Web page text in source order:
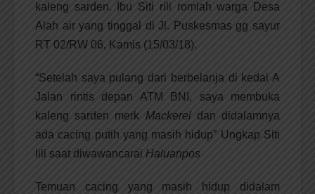
kaleng sarden. Ibu Siti rili romlah warga Desa
Alah air yang tinggal di Jl. Puskesmas gg sayur
RT 02/RW 06, Kamis (15/03/18).
“Setelah saya pulang dari berbelanja di kedai A
Jalan rintis depan ATM BNI, saya membuka
kaleng sarden merk Mackereldan didalamnya
ada cacing putih yang masih hidup” Ungkap Siti
lili saat diwawancarai Haluanpos
Temuan cacing yang masih hidup didalam